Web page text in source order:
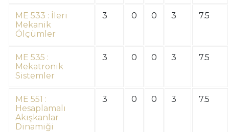
ME 533 : İleri
Mekanik
Ölçümler
3 0 0 3 7.5
ME 535 :
Mekatronik
Sistemler
3 0 0 3 7.5
ME 551 :
Hesaplamalı
Akışkanlar
Dinamiği
3 0 0 3 7.5